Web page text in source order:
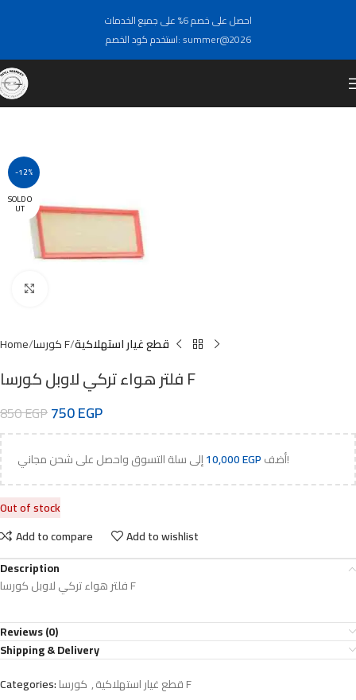
احصل على خصم 6% على جميع الخدمات
استخدم كود الخصم: summer@2026
-12%
SOLD O
UT
Home كورسا F قطع غيار استهلاكية
فلتر هواء تركي لاوبل كورسا F
850EGP750EGP
أضف 10,000EGP إلى سلة التسوق واحصل على شحن مجاني!
Out of stock
Add to compare
Add to wishlist
Description
فلتر هواء تركي لاوبل كورسا F
Reviews (0)
Shipping & Delivery
Categories:
قطع غيار استهلاكية,
كورسا F